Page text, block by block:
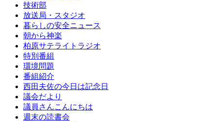
技術部
放送局・スタジオ
暮らしの安全ニュース
朝から神楽
柏原サテライトラジオ
特別番組
環境問題
番組紹介
西田夫佐の今日は記念日
議会だより
議員さんこんにちは
週末の読書会